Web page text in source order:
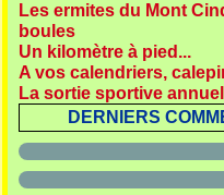
Les ermites du Mont
boules
Un kilomètre à pied...
A vos calendriers,
La sortie sportive
DERNIERS